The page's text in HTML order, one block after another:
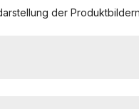
der